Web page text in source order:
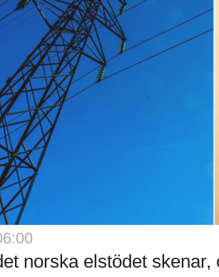
norska elstödet